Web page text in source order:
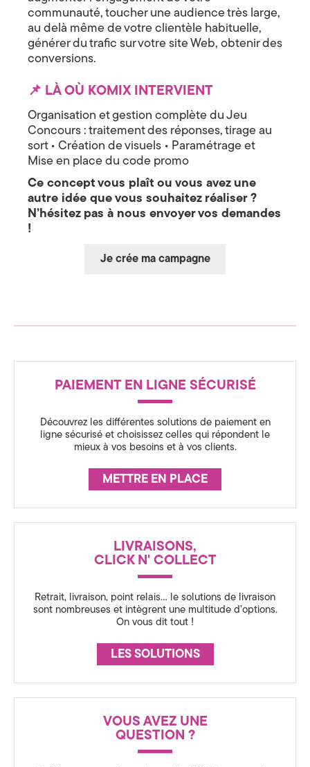
H
a
e
-
S
a
o
7
4
)
communauté, toucher une audience très large,
au delà même de votre clientèle habituelle,
générer du trafic sur votre site Web, obtenir des
conversions.
📌 LÀ OÙ KOMIX INTERVIENT
Organisation et gestion complète du Jeu
Concours : traitement des réponses, tirage au
sort • Création de visuels • Paramétrage et
Mise en place du code promo
Ce concept vous plaît ou vous avez une
autre idée que vous souhaitez réaliser ?
N’hésitez pas à nous envoyer vos demandes
!
Je crée ma campagne
PAIEMENT EN LIGNE SÉCURISÉ
Découvrez les différentes solutions de paiement en
ligne sécurisé et choisissez celles qui répondent le
mieux à vos besoins et à vos clients.
METTRE EN PLACE
LIVRAISONS,
CLICK N' COLLECT
Retrait, livraison, point relais… le solutions de livraison
sont nombreuses et intègrent une multitude d’options.
On vous dit tout !
LES SOLUTIONS
VOUS AVEZ UNE
QUESTION ?